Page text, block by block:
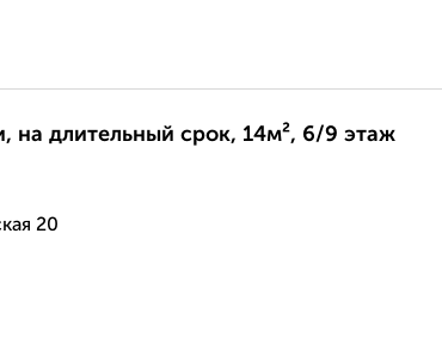
на длительный срок, 14м², 6/9 этаж
20